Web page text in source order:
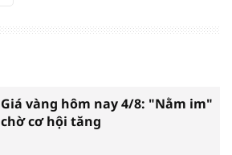
Giá vàng hôm nay 4/8: "Nằm im"
chờ cơ hội tăng